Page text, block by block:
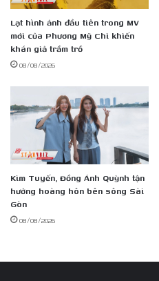
Việt
tại
Hậu
Giang
Lạt hình ảnh đầu tiên trong MV
mới của Phương Mỹ Chi khiến
khán giả trầm trồ
08/08/2026
Kim Tuyến, Đồng Ánh Quỳnh tận
hưởng hoàng hôn bên sông Sài
Gòn
08/08/2026